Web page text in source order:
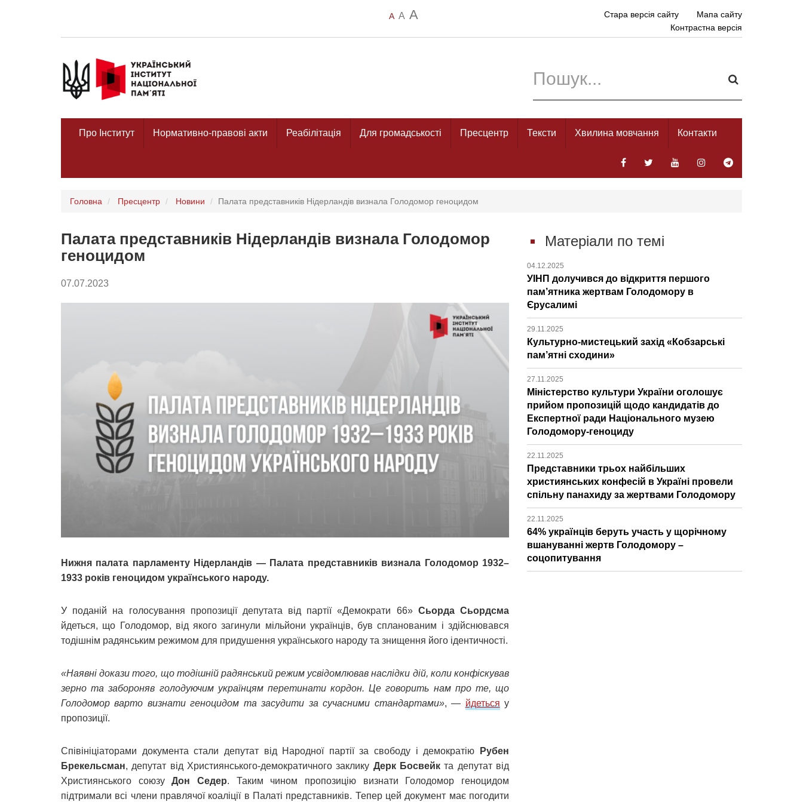
A A A Стара версія сайту
Мапа сайту
Контрастна версія
Про Інститут Нормативно-правові акти Реабілітація Для громадськості Пресцентр Тексти Хвилина мовчання Контакти
Головна Пресцентр Новини Палата представників Нідерландів визнала Голодомор геноцидом
Палата представників Нідерландів визнала Голодомор
геноцидом
07.07.2023
Нижня палата парламенту Нідерландів — Палата представників визнала Голодомор 1932–
1933 років геноцидом українського народу.
У поданій на голосування пропозиції депутата від партії «Демократи 66» Сьорда Сьордсма
йдеться, що Голодомор, від якого загинули мільйони українців, був спланованим і здійснювався
тодішнім радянським режимом для придушення українського народу та знищення його ідентичності.
«Наявні докази того, що тодішній радянський режим усвідомлював наслідки дій, коли конфіскував
зерно та забороняв голодуючим українцям перетинати кордон. Це говорить нам про те, що
Голодомор варто визнати геноцидом та засудити за сучасними стандартами», — йдеться у
пропозиції.
Співініціаторами документа стали депутат від Народної партії за свободу і демократію
Рубен
Брекельсман, депутат від Християнського-демократичного заклику Дерк Босвейк та депутат від
Християнського союзуДон Седер. Таким чином пропозицію визнати Голодомор геноцидом
підтримали всі члени правлячої коаліції в Палаті представників. Тепер цей документ має погодити
Матеріали по темі
04.12.2025
УІНП долучився до відкриття першого
пам’ятника жертвам Голодомору в
Єрусалимі
29.11.2025
Культурно-мистецький захід «Кобзарські
пам’ятні сходини»
27.11.2025
Міністерство культури України оголошує
прийом пропозицій щодо кандидатів до
Експертної ради Національного музею
Голодомору-геноциду
22.11.2025
Представники трьох найбільших
християнських конфесій в Україні провели
спільну панахиду за жертвами Голодомору
22.11.2025
64% українців беруть участь у щорічному
вшануванні жертв Голодомору –
соцопитування